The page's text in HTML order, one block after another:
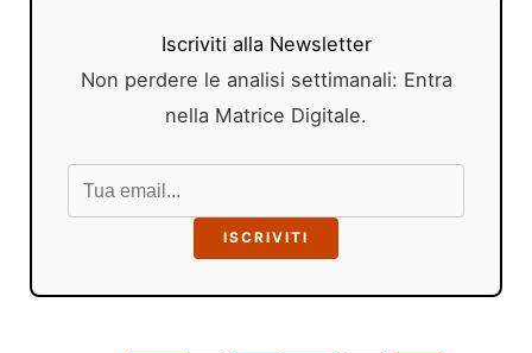
Iscriviti alla Newsletter
Non perdere le analisi settimanali: Entra
nella Matrice Digitale.
ISCRIVITI